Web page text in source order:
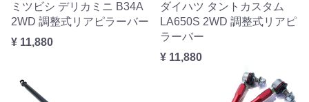
ミツビシ デリカミニ B34A
2WD 調整式リアピラーバー
¥ 11,880
ダイハツ タントカスタム
LA650S 2WD 調整式リアピ
ラーバー
¥ 11,880